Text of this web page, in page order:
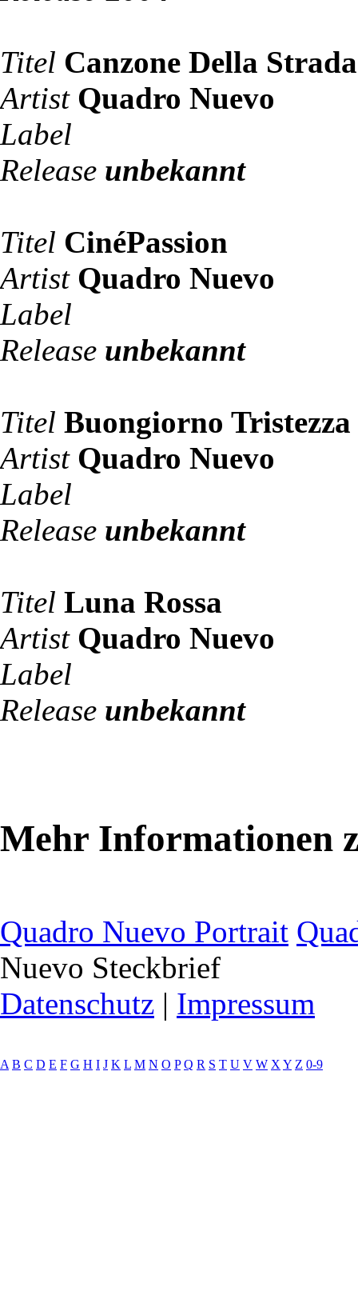
Titel Canzone Della Strada
Artist Quadro Nuevo
Label
Release unbekannt
Titel CinéPassion
Artist Quadro Nuevo
Label
Release unbekannt
Titel Buongiorno Tristezza
Artist Quadro Nuevo
Label
Release unbekannt
Titel Luna Rossa
Artist Quadro Nuevo
Label
Release unbekannt
Mehr Informationen
Quadro Nuevo Portrait
Nuevo Steckbrief
Datenschutz | Impressum
A B C D E F G H I J K L M N O P Q R S T U V W X Y Z 0-9